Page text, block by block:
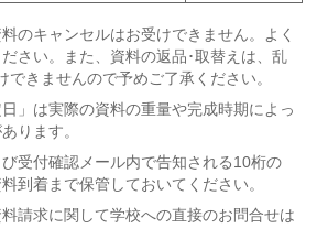
のキャンセルはお受けできません。よく
さい。また、資料の返品･取替えは、乱
できませんので予めご了承ください。
日」は実際の資料の重量や完成時期によっ
ります。
受付確認メール内で告知される10桁の
到着まで保管しておいてください。
請求に関して学校への直接のお問合せは